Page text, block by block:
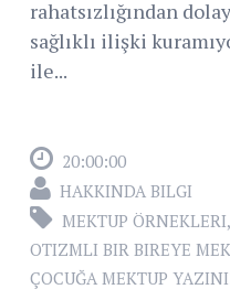
rahatsızlığından
sağlıklı ilişki
ile...
20:00:00
HAKKINDA BILGI
MEKTUP ÖRNEKLERI,
OTIZMLI BIR BIREYE
ÇOCUĞA MEKTUP